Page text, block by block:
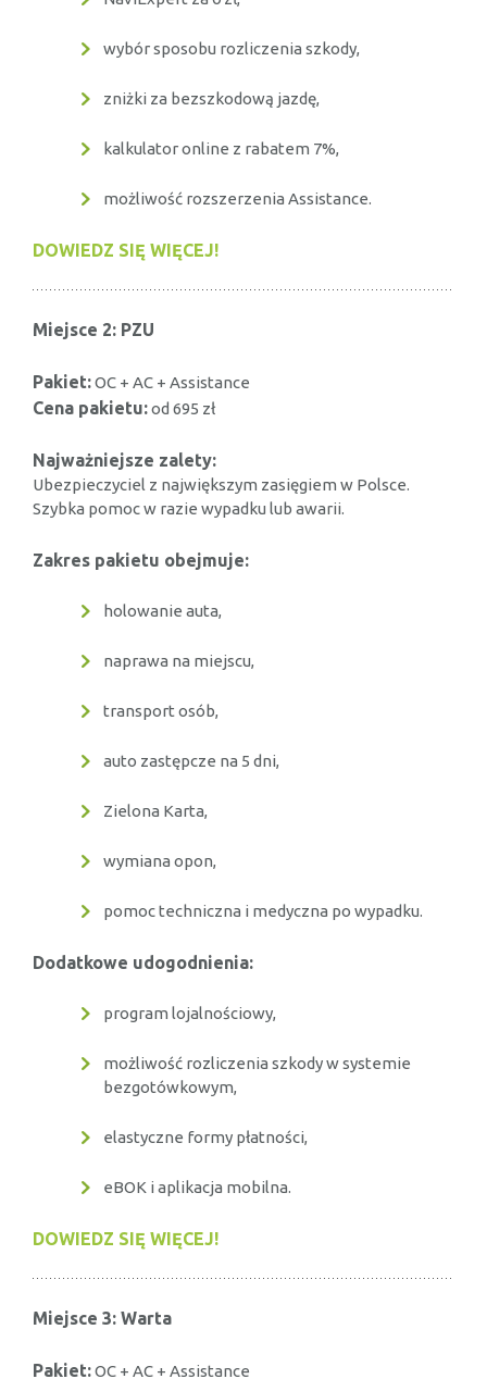
wybór sposobu rozliczenia szkody,
zniżki za bezszkodową jazdę,
kalkulator online z rabatem 7%,
możliwość rozszerzenia Assistance.
DOWIEDZ SIĘ WIĘCEJ!
Miejsce 2: PZU
Pakiet:OC + AC + Assistance
Cena pakietu:od 695 zł
Najważniejsze zalety:
Ubezpieczyciel z największym zasięgiem w Polsce.
Szybka pomoc w razie wypadku lub awarii.
Zakres pakietu obejmuje:
holowanie auta,
naprawa na miejscu,
transport osób,
auto zastępcze na 5 dni,
Zielona Karta,
wymiana opon,
pomoc techniczna i medyczna po wypadku.
Dodatkowe udogodnienia:
program lojalnościowy,
możliwość rozliczenia szkody w systemie
bezgotówkowym,
elastyczne formy płatności,
eBOK i aplikacja mobilna.
DOWIEDZ SIĘ WIĘCEJ!
Miejsce 3: Warta
Pakiet:OC + AC + Assistance